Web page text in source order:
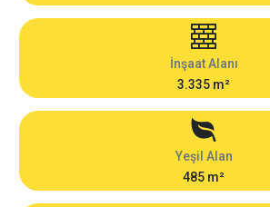
İnşaat Alanı
3.335 m²
Yeşil Alan
485 m²